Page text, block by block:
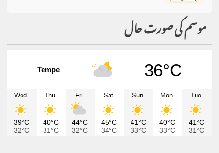
موسم کی صورت حال
Tempe 36°C
Wed
39°C
32°C
Thu
40°C
31°C
Fri
44°C
32°C
Sat
45°C
34°C
Sun
41°C
33°C
Mon
40°C
33°C
Tue
41°C
31°C